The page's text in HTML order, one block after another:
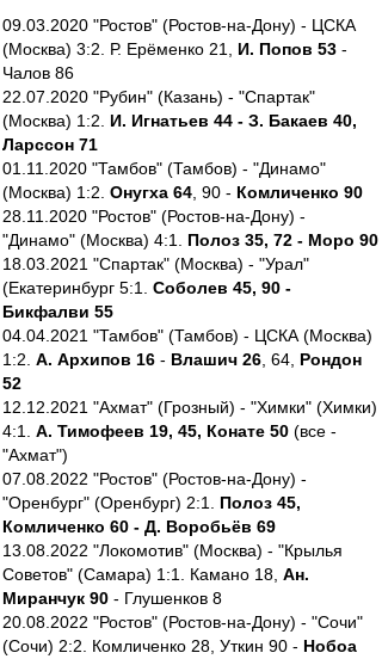
09.03.2020 "Ростов" (Ростов-на-Дону) - ЦСКА
(Москва) 3:2. Р. Ерёменко 21, И. Попов 53 -
Чалов 86
22.07.2020 "Рубин" (Казань) - "Спартак"
(Москва) 1:2. И. Игнатьев 44 - З. Бакаев 40,
Ларссон 71
01.11.2020 "Тамбов" (Тамбов) - "Динамо"
(Москва) 1:2. Онугха 64 , 90 - Комличенко 90
28.11.2020 "Ростов" (Ростов-на-Дону) -
"Динамо" (Москва) 4:1. Полоз 35, 72 - Моро 90
18.03.2021 "Спартак" (Москва) - "Урал"
(Екатеринбург 5:1. Соболев 45, 90 -
Бикфалви 55
04.04.2021 "Тамбов" (Тамбов) - ЦСКА (Москва)
1:2. А. Архипов 16 - Влашич 26 , 64, Рондон
52
12.12.2021 "Ахмат" (Грозный) - "Химки" (Химки)
4:1. А. Тимофеев 19, 45, Конате 50 (все -
"Ахмат")
07.08.2022 "Ростов" (Ростов-на-Дону) -
"Оренбург" (Оренбург) 2:1. Полоз 45,
Комличенко 60 - Д. Воробьёв 69
13.08.2022 "Локомотив" (Москва) - "Крылья
Советов" (Самара) 1:1. Камано 18, Ан.
Миранчук 90 - Глушенков 8
20.08.2022 "Ростов" (Ростов-на-Дону) - "Сочи"
(Сочи) 2:2. Комличенко 28, Уткин 90 - Нобоа